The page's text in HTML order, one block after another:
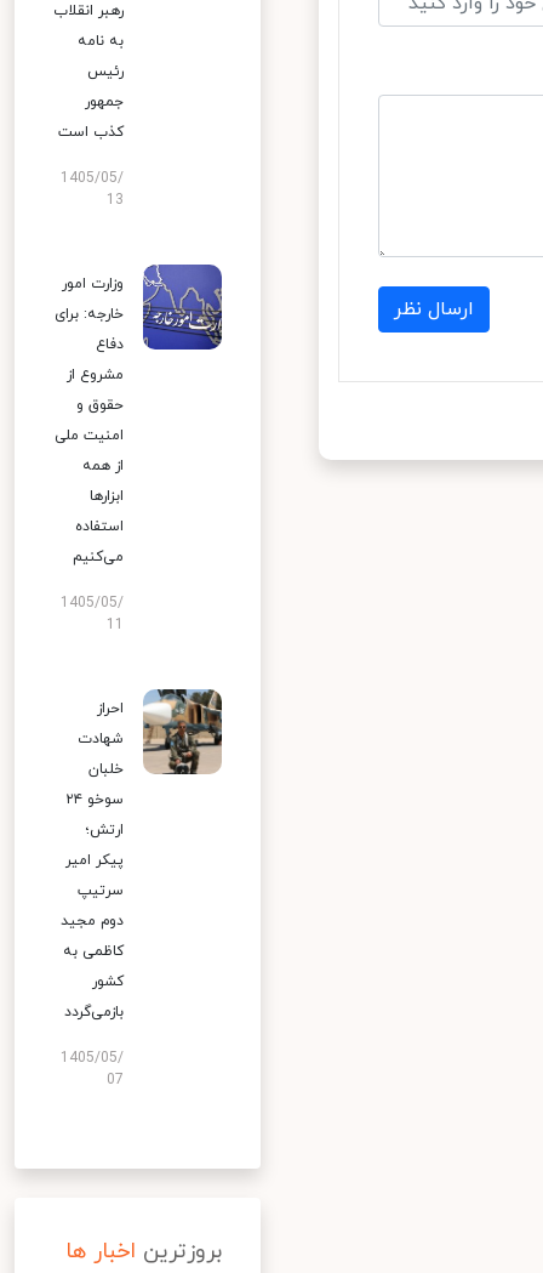
ارسال نظر
رهبر انقلاب
به نامه
رئیس
جمهور
کذب است
1405/05/
13
وزارت امور
خارجه: برای
دفاع
مشروع از
حقوق و
امنیت ملی
از همه
ابزارها
استفاده
می‌کنیم
1405/05/
احراز
شهادت
خلبان
سوخو ۲۴
ارتش؛
پیکر امیر
سرتیپ
دوم مجید
کاظمی به
کشور
بازمی‌گردد
1405/05/
07
بروزترین اخبار ها